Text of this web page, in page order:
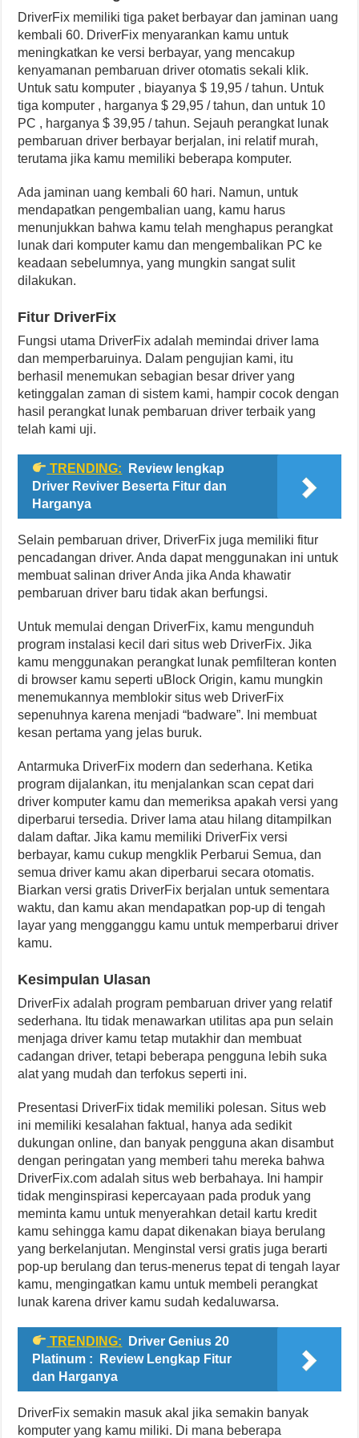
DriverFix memiliki tiga paket berbayar dan jaminan uang
kembali 60. DriverFix menyarankan kamu untuk
meningkatkan ke versi berbayar, yang mencakup
kenyamanan pembaruan driver otomatis sekali klik.
Untuk satu komputer , biayanya $ 19,95 / tahun. Untuk
tiga komputer , harganya $ 29,95 / tahun, dan untuk 10
PC , harganya $ 39,95 / tahun. Sejauh perangkat lunak
pembaruan driver berbayar berjalan, ini relatif murah,
terutama jika kamu memiliki beberapa komputer.
Ada jaminan uang kembali 60 hari. Namun, untuk
mendapatkan pengembalian uang, kamu harus
menunjukkan bahwa kamu telah menghapus perangkat
lunak dari komputer kamu dan mengembalikan PC ke
keadaan sebelumnya, yang mungkin sangat sulit
dilakukan.
Fitur DriverFix
Fungsi utama DriverFix adalah memindai driver lama
dan memperbaruinya. Dalam pengujian kami, itu
berhasil menemukan sebagian besar driver yang
ketinggalan zaman di sistem kami, hampir cocok dengan
hasil perangkat lunak pembaruan driver terbaik yang
telah kami uji.
TRENDING:
Review lengkap
Driver Reviver Beserta Fitur dan
Harganya
Selain pembaruan driver, DriverFix juga memiliki fitur
pencadangan driver. Anda dapat menggunakan ini untuk
membuat salinan driver Anda jika Anda khawatir
pembaruan driver baru tidak akan berfungsi.
Untuk memulai dengan DriverFix, kamu mengunduh
program instalasi kecil dari situs web DriverFix. Jika
kamu menggunakan perangkat lunak pemfilteran konten
di browser kamu seperti uBlock Origin, kamu mungkin
menemukannya memblokir situs web DriverFix
sepenuhnya karena menjadi “badware”. Ini membuat
kesan pertama yang jelas buruk.
Antarmuka DriverFix modern dan sederhana. Ketika
program dijalankan, itu menjalankan scan cepat dari
driver komputer kamu dan memeriksa apakah versi yang
diperbarui tersedia. Driver lama atau hilang ditampilkan
dalam daftar. Jika kamu memiliki DriverFix versi
berbayar, kamu cukup mengklik Perbarui Semua, dan
semua driver kamu akan diperbarui secara otomatis.
Biarkan versi gratis DriverFix berjalan untuk sementara
waktu, dan kamu akan mendapatkan pop-up di tengah
layar yang mengganggu kamu untuk memperbarui driver
kamu.
Kesimpulan Ulasan
DriverFix adalah program pembaruan driver yang relatif
sederhana. Itu tidak menawarkan utilitas apa pun selain
menjaga driver kamu tetap mutakhir dan membuat
cadangan driver, tetapi beberapa pengguna lebih suka
alat yang mudah dan terfokus seperti ini.
Presentasi DriverFix tidak memiliki polesan. Situs web
ini memiliki kesalahan faktual, hanya ada sedikit
dukungan online, dan banyak pengguna akan disambut
dengan peringatan yang memberi tahu mereka bahwa
DriverFix.com adalah situs web berbahaya. Ini hampir
tidak menginspirasi kepercayaan pada produk yang
meminta kamu untuk menyerahkan detail kartu kredit
kamu sehingga kamu dapat dikenakan biaya berulang
yang berkelanjutan. Menginstal versi gratis juga berarti
pop-up berulang dan terus-menerus tepat di tengah layar
kamu, mengingatkan kamu untuk membeli perangkat
lunak karena driver kamu sudah kedaluwarsa.
TRENDING:
Driver Genius 20
Platinum : Review Lengkap Fitur
dan Harganya
DriverFix semakin masuk akal jika semakin banyak
komputer yang kamu miliki. Di mana beberapa